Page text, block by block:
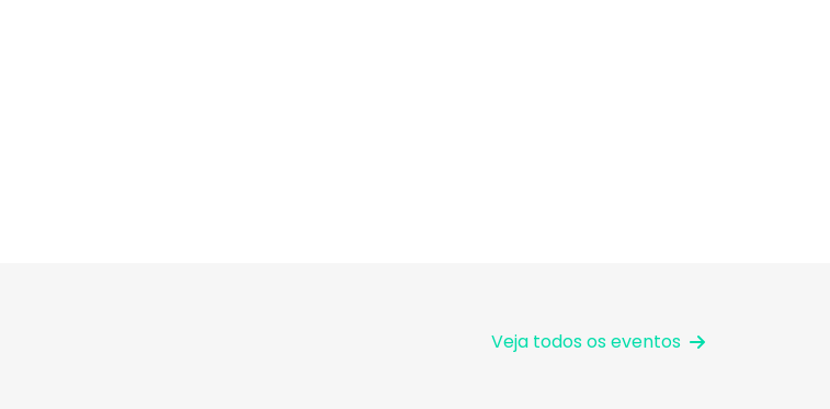
Veja todos os eventos